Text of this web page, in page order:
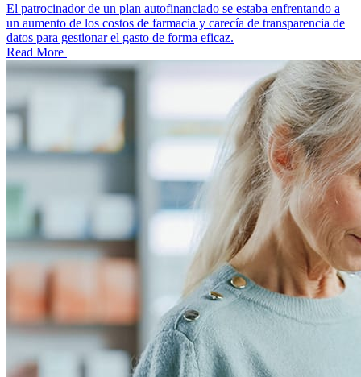
El patrocinador de un plan autofinanciado se estaba enfrentando a
un aumento de los costos de farmacia y carecía de transparencia de
datos para gestionar el gasto de forma eficaz.
Read More